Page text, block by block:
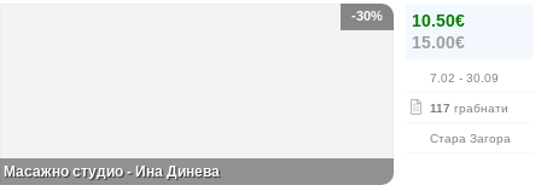
10.50€
15.00€
7.02 - 30.09
117 грабнати
Стара Загора
-30%
Масажно студио - Ина Динева